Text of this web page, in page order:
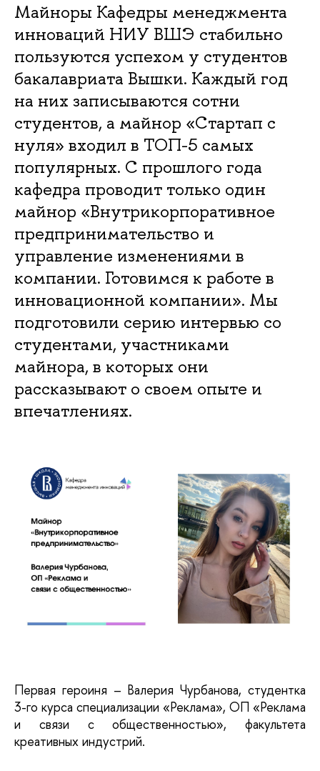
Майноры Кафедры менеджмента
инноваций НИУ ВШЭ стабильно
пользуются успехом у студентов
бакалавриата Вышки. Каждый год
на них записываются сотни
студентов, а майнор «Стартап с
нуля» входил в ТОП-5 самых
популярных. С прошлого года
кафедра проводит только один
майнор «Внутрикорпоративное
предпринимательство и
управление изменениями в
компании. Готовимся к работе в
инновационной компании». Мы
подготовили серию интервью со
студентами, участниками
майнора, в которых они
рассказывают о своем опыте и
впечатлениях.
Первая героиня – Валерия Чурбанова, студентка
3-го курса специализации «Реклама», ОП «Реклама
и связи с общественностью», факультета
креативных индустрий.